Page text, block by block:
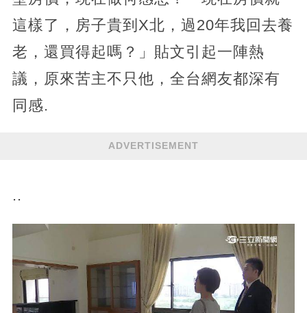
這樣了，房子貴到X北，過20年我回去養
老，還買得起嗎？」貼文引起一陣熱
議，原來苦主不只他，全台網友都深有
同感.
ADVERTISEMENT
..